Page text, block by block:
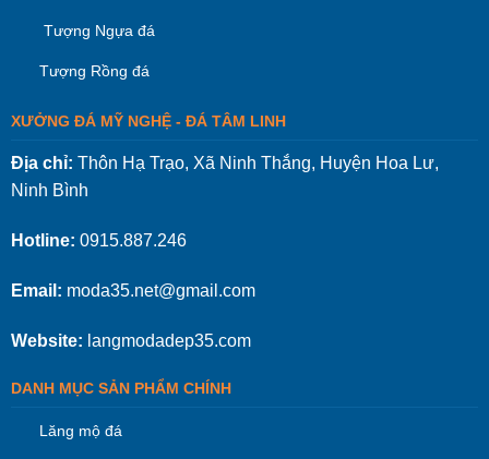
Tượng Ngựa đá
Tượng Rồng đá
XƯỞNG ĐÁ MỸ NGHỆ - ĐÁ TÂM LINH
Địa chỉ: Thôn Hạ Trạo, Xã Ninh Thắng, Huyện Hoa Lư,
Ninh Bình
Hotline: 0915.887.246
Email: moda35.net@gmail.com
Website: langmodadep35.com
DANH MỤC SẢN PHẨM CHÍNH
Lăng mộ đá